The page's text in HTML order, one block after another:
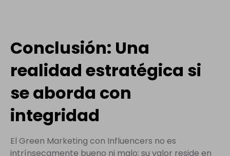
Conclusión: Una
realidad estratégica si
se aborda con
integridad
El Green Marketing con Influencers no es
intrínsecamente bueno ni malo; su valor reside en